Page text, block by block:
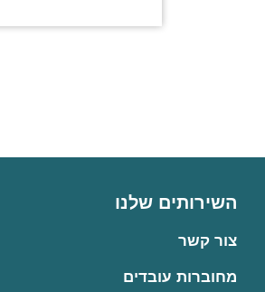
השירותים שלנו
צור קשר
מחוברות עובדים